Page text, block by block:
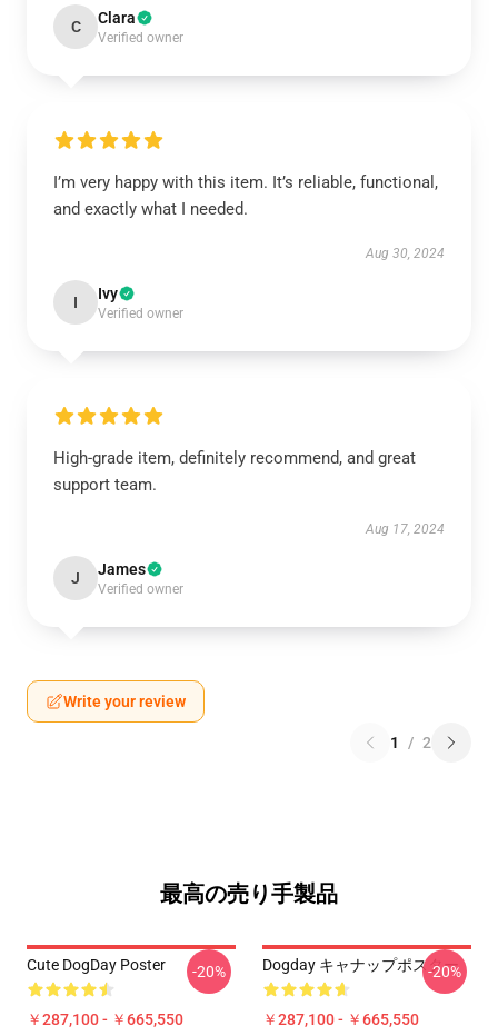
C Clara
Verified owner
I’m very happy with this item. It’s reliable, functional,
and exactly what I needed.
Aug 30, 2024
I Ivy
Verified owner
High-grade item, definitely recommend, and great
support team.
Aug 17, 2024
J James
Verified owner
Write your review
1 / 2
最高の売り手製品
Cute DogDay Poster
￥287,100 - ￥665,550
-20% Dogday キャナップポスター
￥287,100 - ￥665,550
-20%